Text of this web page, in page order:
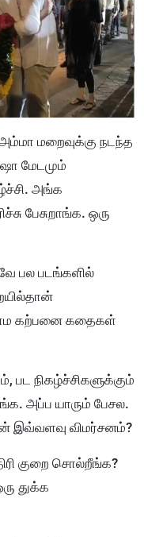
மறைவுக்கு நடந்த
மேடமும்
அங்க
பேசுறாங்க. ஒரு
பல படங்களில்
கற்பனை கதைகள்
பட நிகழ்ச்சிகளுக்கும்
அப்ப யாரும் பேசல.
இவ்வளவு விமர்சனம்?
குறை சொல்றீங்க?
துக்க